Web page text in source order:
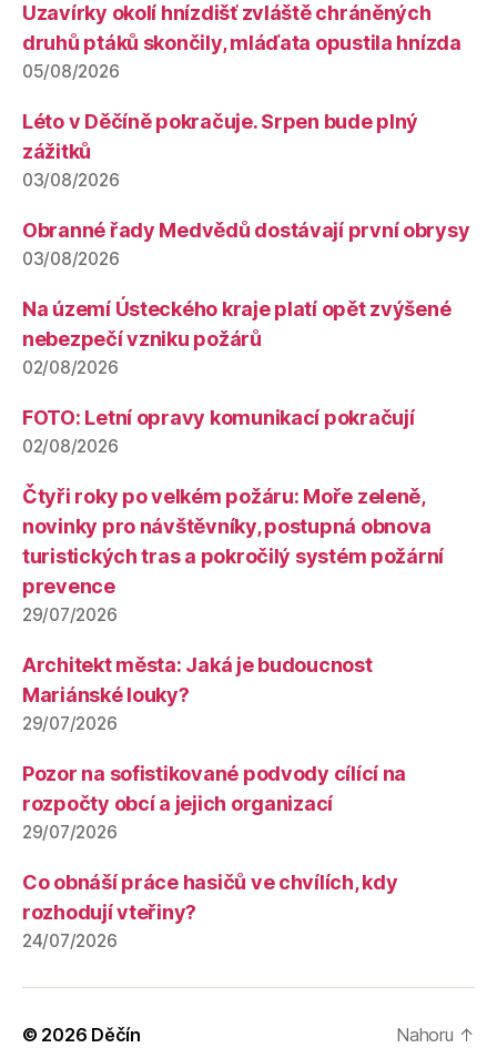
Uzavírky okolí hnízdišť zvláště chráněných
druhů ptáků skončily, mláďata opustila hnízda
05/08/2026
Léto v Děčíně pokračuje. Srpen bude plný
zážitků
03/08/2026
Obranné řady Medvědů dostávají první obrysy
03/08/2026
Na území Ústeckého kraje platí opět zvýšené
nebezpečí vzniku požárů
02/08/2026
FOTO: Letní opravy komunikací pokračují
02/08/2026
Čtyři roky po velkém požáru: Moře zeleně,
novinky pro návštěvníky, postupná obnova
turistických tras a pokročilý systém požární
prevence
29/07/2026
Architekt města: Jaká je budoucnost
Mariánské louky?
29/07/2026
Pozor na sofistikované podvody cílící na
rozpočty obcí a jejich organizací
29/07/2026
Co obnáší práce hasičů ve chvílích, kdy
rozhodují vteřiny?
24/07/2026
© 2026 Děčín Nahoru ↑